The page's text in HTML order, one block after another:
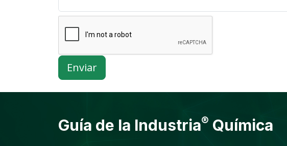
Enviar
Guía de la Industria® Química